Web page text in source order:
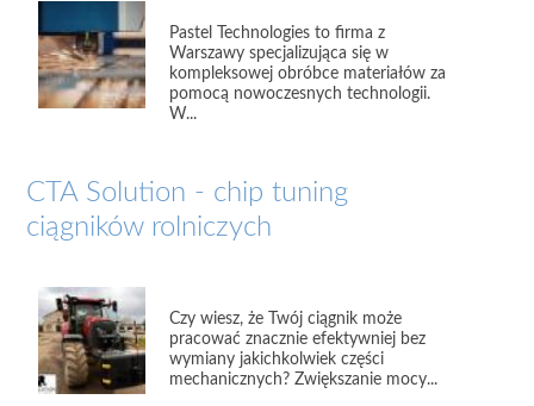
Pastel Technologies to firma z
Warszawy specjalizująca się w
kompleksowej obróbce materiałów za
pomocą nowoczesnych technologii.
W...
CTA Solution - chip tuning
ciągników rolniczych
Czy wiesz, że Twój ciągnik może
pracować znacznie efektywniej bez
wymiany jakichkolwiek części
mechanicznych? Zwiększanie mocy...